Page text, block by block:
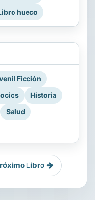
hueco
Ficción
Historia
Salud
Libro